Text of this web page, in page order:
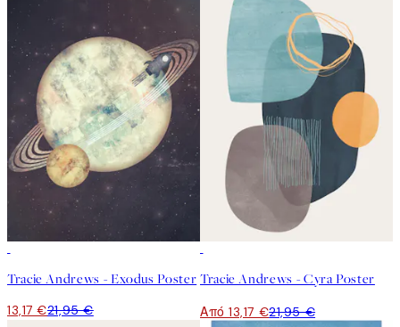
Tracie Andrews - Exodus Poster
13,17 €21,95 €
Tracie Andrews - Cyra Poster
Από 13,17 €21,95 €